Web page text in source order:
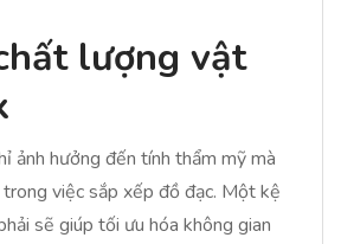
lượng vật
ảnh hưởng đến tính thẩm mỹ mà
việc sắp xếp đồ đạc. Một kệ
sẽ giúp tối ưu hóa không gian